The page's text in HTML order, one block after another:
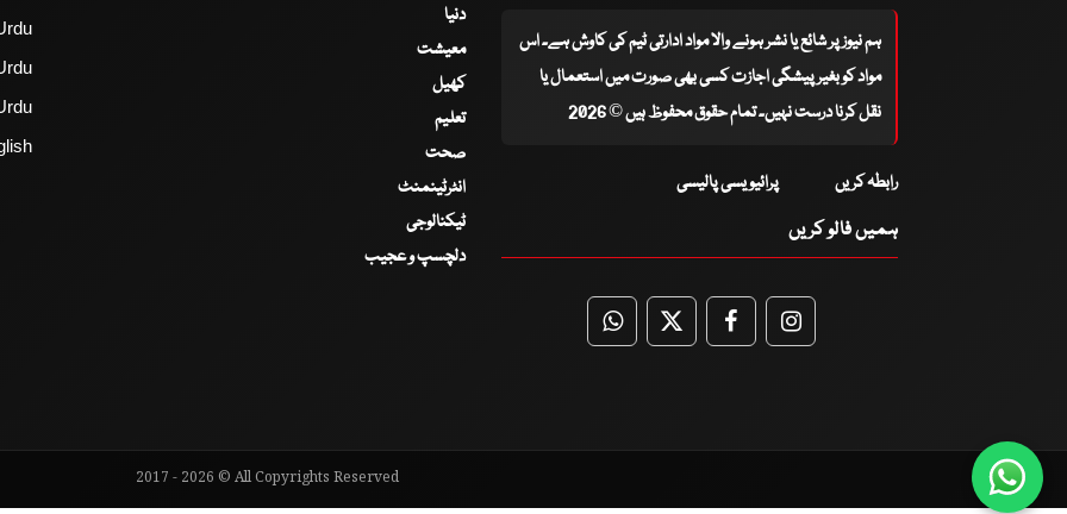
ہم نیوز پر شائع یا نشر ہونے والا مواد ادارتی ٹیم کی کاوش ہے۔ اس
مواد کو بغیر پیشگی اجازت کسی بھی صورت میں استعمال یا
نقل کرنا درست نہیں۔ تمام حقوق محفوظ ہیں © 2026
رابطہ کریں پرائیویسی پالیسی
ہمیں فالو کریں
WhatsApp
TwitterFacebookFacebook
دنیا
معیشت
کھیل
تعلیم
صحت
انٹرٹینمنٹ
ٹیکنالوجی
دلچسپ و عجیب
2017 - 2026 © All Copyrights Reserved